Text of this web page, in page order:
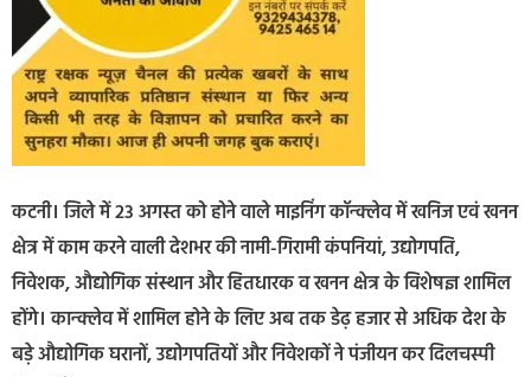
कटनी। जिले में 23 अगस्त को होने वाले माइनिंग कॉन्क्लेव में खनिज एवं खनन
क्षेत्र में काम करने वाली देशभर की नामी-गिरामी कंपनियां, उद्योगपति,
निवेशक, औद्योगिक संस्थान और हितधारक व खनन क्षेत्र के विशेषज्ञ शामिल
होंगे। कान्क्लेव में शामिल होने के लिए अब तक डेढ़ हजार से अधिक देश के
बड़े औद्योगिक घरानों, उद्योगपतियों और निवेशकों ने पंजीयन कर दिलचस्पी